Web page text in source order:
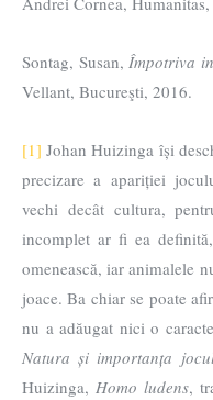
Sontag, Susan,Împotriva
Vellant, Bucureşti, 2016.
[1] Johan Huizinga își
precizare a apariției
vechi decât cultura,
incomplet ar fi ea
omenească, iar animalele
joace. Ba chiar se poate
nu a adăugat nici o
Natura și importanța
Huizinga,Homo ludens,